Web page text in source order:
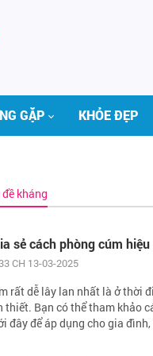
GẶP KHỎE ĐẸP
kháng
sẻ cách phòng cúm
CH 13-03-2025
rất dễ lây lan nhất là ở thời
thiết. Bạn có thể tham khảo
đây để áp dụng cho gia